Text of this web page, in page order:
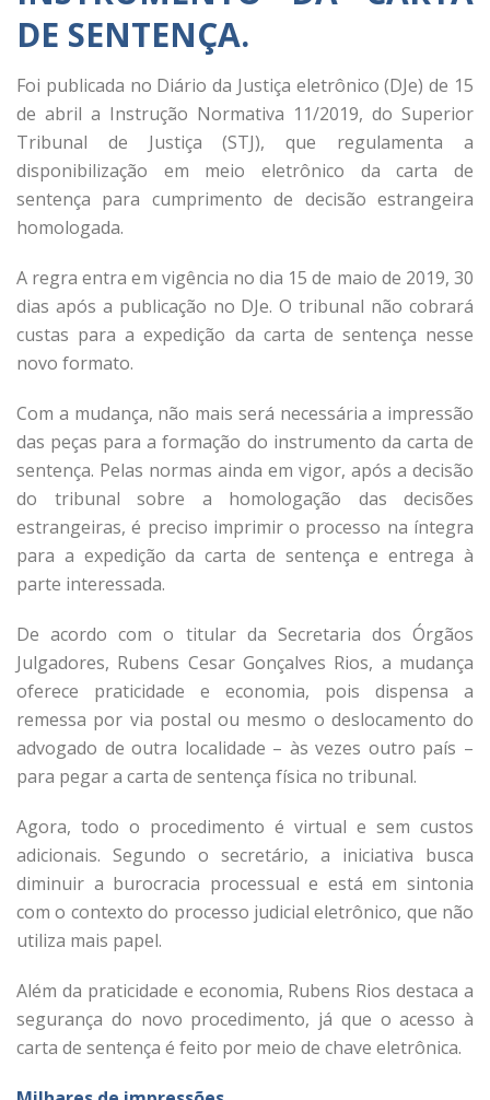
DE SENTENÇA.
Foi publicada no Diário da Justiça eletrônico (DJe) de 15
de abril a Instrução Normativa 11/2019, do Superior
Tribunal de Justiça (STJ), que regulamenta a
disponibilização em meio eletrônico da carta de
sentença para cumprimento de decisão estrangeira
homologada.
A regra entra em vigência no dia 15 de maio de 2019, 30
dias após a publicação no DJe. O tribunal não cobrará
custas para a expedição da carta de sentença nesse
novo formato.
Com a mudança, não mais será necessária a impressão
das peças para a formação do instrumento da carta de
sentença. Pelas normas ainda em vigor, após a decisão
do tribunal sobre a homologação das decisões
estrangeiras, é preciso imprimir o processo na íntegra
para a expedição da carta de sentença e entrega à
parte interessada.
De acordo com o titular da Secretaria dos Órgãos
Julgadores, Rubens Cesar Gonçalves Rios, a mudança
oferece praticidade e economia, pois dispensa a
remessa por via postal ou mesmo o deslocamento do
advogado de outra localidade – às vezes outro país –
para pegar a carta de sentença física no tribunal.
Agora, todo o procedimento é virtual e sem custos
adicionais. Segundo o secretário, a iniciativa busca
diminuir a burocracia processual e está em sintonia
com o contexto do processo judicial eletrônico, que não
utiliza mais papel.
Além da praticidade e economia, Rubens Rios destaca a
segurança do novo procedimento, já que o acesso à
carta de sentença é feito por meio de chave eletrônica.